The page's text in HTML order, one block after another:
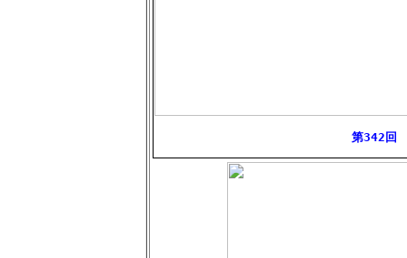
第342回